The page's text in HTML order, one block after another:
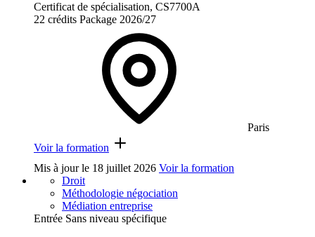
Certificat de spécialisation, CS7700A
22 crédits Package 2026/27
Paris
Voir la formation
Mis à jour le 18 juillet 2026 Voir la formation
Droit
Méthodologie négociation
Médiation entreprise
Entrée Sans niveau spécifique